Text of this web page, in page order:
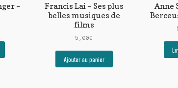
–
Francis Lai – Ses plus
belles musiques de
films
5,00€
Ajouter au panier
Anne